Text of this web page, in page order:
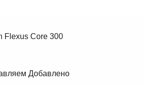
Flexus Core 300
Добавлено